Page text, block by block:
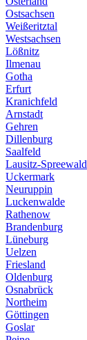
Ostsachsen
Weißeritztal
Westsachsen
Lößnitz
Ilmenau
Gotha
Erfurt
Kranichfeld
Arnstadt
Gehren
Dillenburg
Saalfeld
Lausitz-Spreewald
Uckermark
Neuruppin
Luckenwalde
Rathenow
Brandenburg
Lüneburg
Uelzen
Friesland
Oldenburg
Osnabrück
Northeim
Göttingen
Goslar